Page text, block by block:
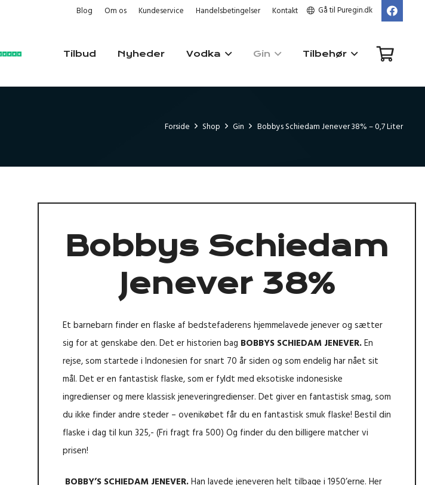
Blog Om os Kundeservice Handelsbetingelser Kontakt Gå til Puregin.dk
Tilbud Nyheder Vodka Gin Tilbehør
Forside Shop Gin Bobbys Schiedam Jenever 38% – 0,7 Liter
Bobbys Schiedam
Jenever 38%
Et barnebarn finder en flaske af bedstefaderens hjemmelavede jenever og sætter
sig for at genskabe den. Det er historien bag BOBBYS SCHIEDAM JENEVER.En
rejse, som startede i Indonesien for snart 70 år siden og som endelig har nået sit
mål. Det er en fantastisk flaske, som er fyldt med eksotiske indonesiske
ingredienser og mere klassisk jeneveringredienser. Det giver en fantastisk smag, som
du ikke finder andre steder – ovenikøbet får du en fantastisk smuk flaske! Bestil din
flaske i dag til kun 325,- (Fri fragt fra 500) Og finder du den billigere matcher vi
prisen!
BOBBY’S SCHIEDAM JENEVER.Han lavede jeneveren helt tilbage i 1950’erne. Her